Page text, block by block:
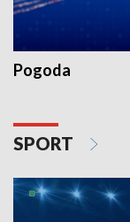
Pogoda
SPORT